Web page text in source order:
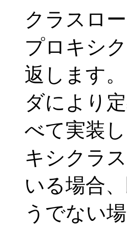
クラスロ
プロキシ
返します
ダにより
べて実装
キシクラ
いる場合
うでない